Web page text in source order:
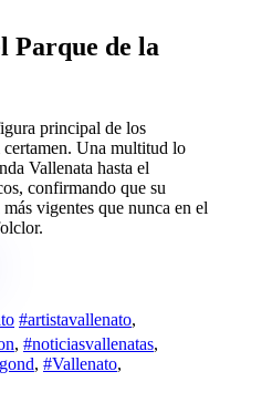
Parque de la
principal de los
certamen. Una multitud lo
Vallenata hasta el
confirmando que su
vigentes que nunca en el
#artistavallenato,
, #noticiasvallenatas,
, #Vallenato,